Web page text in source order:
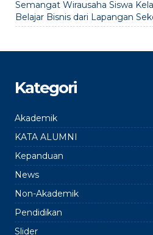
Semangat Wirausaha Siswa
Belajar Bisnis dari Lapangan
Kategori
Akademik
KATA ALUMNI
Kepanduan
News
Non-Akademik
Pendidikan
Slider